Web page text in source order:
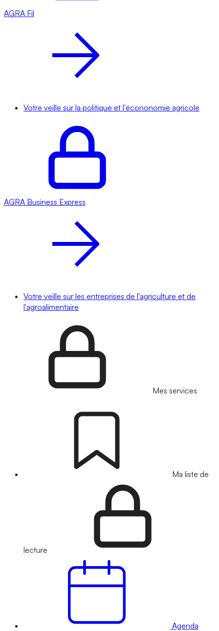
AGRA Fil
Votre veille sur la politique et l'écononomie agricole
AGRA Business Express
Votre veille sur les entreprises de l'agriculture et de
l'agroalimentaire
Mes services
Ma liste de
lecture
Agenda